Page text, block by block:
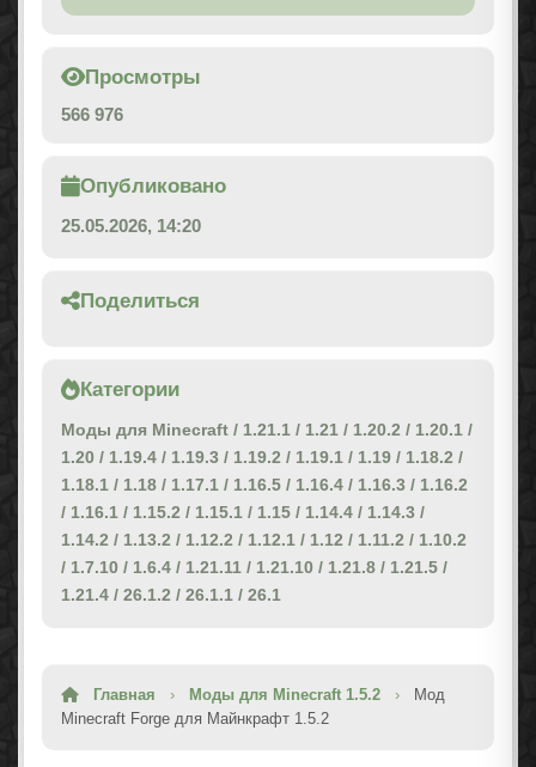
Просмотры
566 976
Опубликовано
25.05.2026, 14:20
Поделиться
Категории
Моды для Minecraft / 1.21.1 / 1.21 / 1.20.2 / 1.20.1 /
1.20 / 1.19.4 / 1.19.3 / 1.19.2 / 1.19.1 / 1.19 / 1.18.2 /
1.18.1 / 1.18 / 1.17.1 / 1.16.5 / 1.16.4 / 1.16.3 / 1.16.2
/ 1.16.1 / 1.15.2 / 1.15.1 / 1.15 / 1.14.4 / 1.14.3 /
1.14.2 / 1.13.2 / 1.12.2 / 1.12.1 / 1.12 / 1.11.2 / 1.10.2
/ 1.7.10 / 1.6.4 / 1.21.11 / 1.21.10 / 1.21.8 / 1.21.5 /
1.21.4 / 26.1.2 / 26.1.1 / 26.1
Главная › Моды для Minecraft 1.5.2 ›
Мод
Minecraft Forge для Майнкрафт 1.5.2